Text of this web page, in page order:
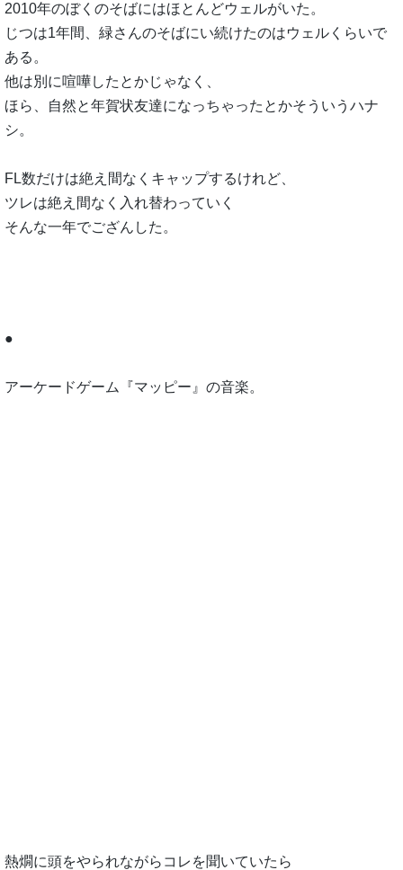
2010年のぼくのそばにはほとんどウェルがいた。
じつは1年間、緑さんのそばにい続けたのはウェルくらいで
ある。
他は別に喧嘩したとかじゃなく、
ほら、自然と年賀状友達になっちゃったとかそういうハナ
シ。
FL数だけは絶え間なくキャップするけれど、
ツレは絶え間なく入れ替わっていく
そんな一年でござんした。
●
アーケードゲーム『マッピー』の音楽。
熱燗に頭をやられながらコレを聞いていたら